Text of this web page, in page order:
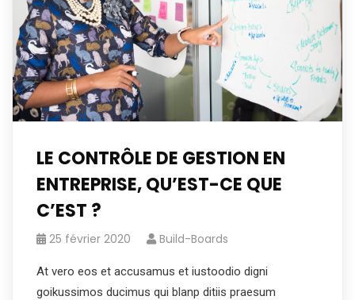
LE CONTRÔLE DE GESTION EN
ENTREPRISE, QU’EST-CE QUE
C’EST ?
25 février 2020 Build-Boards
At vero eos et accusamus et iustoodio digni
goikussimos ducimus qui blanp ditiis praesum